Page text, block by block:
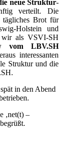
neue Struktur-
verteilt. Die
tägliches Brot für
Holstein und
wir als VSVI-SH
vom LBV.SH
interessanten
Struktur und die
in den Abend
‚net(t) –